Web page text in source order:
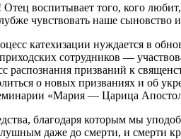
воспитывает того, кого
чувствовать наше
катехизации нуждается в
сотрудников —
распознания призваний к
о новых призваниях и об
«Мария — Царица
благодаря которым мы
даже до смерти, и смерти